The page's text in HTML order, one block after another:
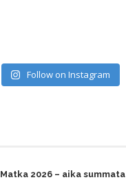
Follow on Instagram
Matka 2026 – aika summata